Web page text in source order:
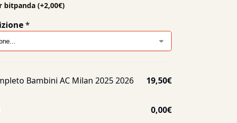
bitpanda(+2,00€)
*
Bambini AC Milan 2025 2026
19,50€
0,00€